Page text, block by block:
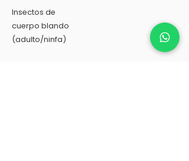
Insectos de
cuerpo blando
(adulto/ninfa)